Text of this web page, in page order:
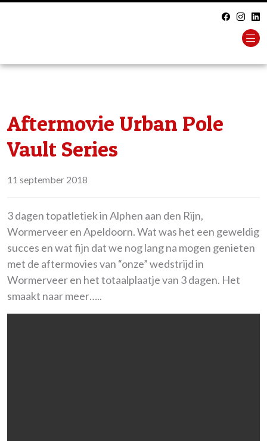
Aftermovie Urban Pole
Vault Series
11 september 2018
3 dagen topatletiek in Alphen aan den Rijn,
Wormerveer en Apeldoorn. Wat was het een geweldig
succes en wat fijn dat we nog lang na mogen genieten
met de aftermovies van “onze” wedstrijd in
Wormerveer en het totaalplaatje van 3 dagen. Het
smaakt naar meer…..